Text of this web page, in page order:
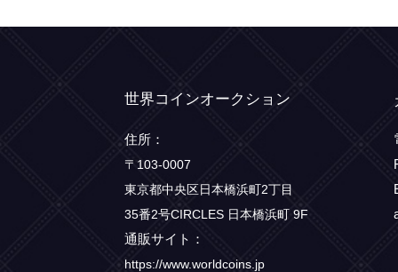
世界コインオークション
住所：
〒103-0007
東京都中央区日本橋浜町2丁目
35番2号CIRCLES 日本橋浜町 9F
通販サイト：
https://www.worldcoins.jp